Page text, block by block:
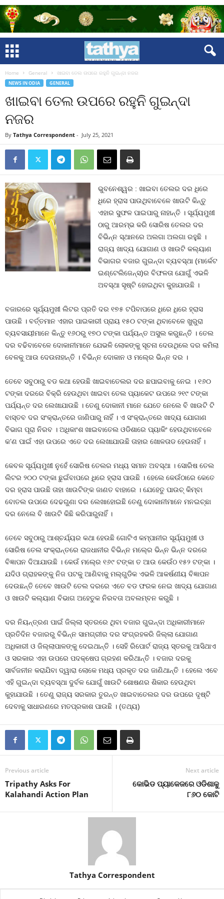
Home General ଖାଇବା ତେଲ ଉପରେ ରହୁନି ଗୁଇନ୍ଦା ନଜର
NEWS IN ODIA GENERAL
ଖାଇବା ତେଲ ଉପରେ ରହୁନି ଗୁଇନ୍ଦା
ନଜର
By Tathya Correspondent - July 25, 2021
ଭୁବନେଶ୍ୱର : ଖାଇବା ତେଲର ଦର ଧିରେ
ଧିରେ ହ୍ରାସ ପାଉଥିବାବେଳେ ଖାଉଟି କିନ୍ତୁ
ଏହାର ସୁଫଳ ପାଇପାରୁ ନାହାନ୍ତି । ସୂର୍ଯ୍ୟମୁଖୀ
ଠାରୁ ଆରମ୍ଭ କରି ସୋରିଷ ତେଲର ଦର
ବିଭିନ୍ନ ସ୍ଥାନରେ ଅଲଗା ଅଲଗା ରହୁଛି ।
ରାଜ୍ୟ ଖାଦ୍ୟ ଯୋଗାଣ ଓ ଖାଉଟି କଲ୍ୟାଣ
ବିଭାଗର ବଜାର ଗୁଇନ୍ଦା ବ୍ୟବସ୍ଥା (ମାର୍କେଟ
ଇଣ୍ଟେଲିଜେନ୍ସ)ର ବିଫଳତା ଯୋଗୁଁ ଏଭଳି
ଅବସ୍ଥା ସୃଷ୍ଟି ହୋଇଥିବା କୁହାଯାଉଛି ।
ବଜାରରେ ସୂର୍ଯ୍ୟମୁଖୀ ଲିଟର ପ୍ରତି ଦର ୧୭୫ ଟପିବାପରେ ଧିରେ ଧିରେ ହ୍ରାସ
ପାଉଛି । ବର୍ତ୍ତମାନ ଏହାର ପାଇକାରୀ ପ୍ରାୟ ୧୫୦ ଟଙ୍କା ଥିବାବେଳେ ଖୁରୁରା
ବ୍ୟବସାୟୀମାନେ କିନ୍ତୁ ୧୬୦ରୁ ୧୭୦ ଟଙ୍କା ପର୍ଯ୍ୟନ୍ତ ଅସୁଲ କରୁଛନ୍ତି । ତେଲ
ଦର ବଢିବାବେଳେ ଦୋକାନୀମାନେ ଯେଭଳି ଲୋକଙ୍କୁ ସୂଚନା ଦେଉଥିଲେ ଦର କମିଲା
ବେଳକୁ ଆଉ ଦେଉନାହାନ୍ତି । ବିଭିନ୍ନ ଦୋକାନ ଓ ମଲ୍‍ରେ ଭିନ୍ନ ଦର ।
ତେବେ ସବୁଠାରୁ ବଡ କଥା ହେଉଛି ଖାଇବାତେଲର ଦର ଛପାଇବାକୁ ନେଇ । ୧୬୦
ଟଙ୍କା ଦରରେ ବିକ୍ରି ହେଉଥିବା ଖାଇବା ତେଲ ପ୍ୟାକେଟ ଉପରେ ୨୧୯ ଟଙ୍କା
ପର୍ଯ୍ୟନ୍ତ ଦର ଲେଖାଯାଉଛି । ତେଣୁ ଦୋକାନୀ ମାନେ ଯେତେ ନେଲେ ବି ଖାଉଟି ଟି
ବାସ୍ତବ ଦର ସଂକ୍ରାନ୍ତରେ ଜାଣିପାରୁ ନାହିଁ । ଏ ସଂକ୍ରାନ୍ତରେ ଖାଦ୍ୟ ଯୋଗାଣ
ବିଭାଗ ପୂରା ନିରବ । ଅଧିକାଂଶ ଖାଇବାତେଲ ଓଡିଶାରେ ପ୍ୟାକିଂ ହେଉଥିବାବେଳେ
କ’ଣ ପାଇଁ ଏହା ଉପରେ ଏତେ ଦର ଲେଖାଯାଉଛି ତାହାର ଖୋଳତାଡ ହେଉନାହିଁ ।
କେବଳ ସୂର୍ଯ୍ୟମୁଖୀ ନୁହେଁ ସୋରିଷ ତେଲର ମଧ୍ୟ ସମାନ ଅବସ୍ଥା । ସୋରିଷ ତେଲ
ଲିଟର ୨୦୦ ଟଙ୍କା ଛୁଇଁବାପରେ ଧିରେ ହ୍ରାସ ପାଉଛି । ହେଲେ କେଉଁଠାରେ କେତେ
ଦର ହ୍ରାସ ପାଉଛି ତାହା ଖାଉଟିଙ୍କ ଜାଣତ ବାହାରେ । ଯେହେତୁ ପାଉଚ୍‍ କିମ୍ବା
ବୋତଲ ଉପରେ ଦେଢଗୁଣା ଦର ଲେଖାହୋଇଛି ତେଣୁ ଦୋକାନୀମାନେ ମନଇଚ୍ଛା
ଦର ନେଲେ ବି ଖାଉଟି କିଛି କରିପାରୁନାହିଁ ।
ତେବେ ସବୁଠାରୁ ଆଶ୍ଚର୍ଯ୍ୟର କଥା ହେଉଛି ଗୋଟିଏ କମ୍ପାନୀର ସୂର୍ଯ୍ୟମୁଖୀ ଓ
ସୋରିଷ ତେଲ ସଂକ୍ରାନ୍ତରେ ରାଜଧାନୀର ବିଭିନ୍ନ ମଲ୍‍ରେ ଭିନ୍ନ ଭିନ୍ନ ଦରରେ
ବିଜ୍ଞାପନ ଦିଆଯାଉଛି । କେଉଁ ମଲ୍‍ରେ ୧୬୯ ଟଙ୍କା ତ ଆଉ କେଉଁଠ ୧୫୨ ଟଙ୍କା ।
ଯଦିଓ ଗ୍ରାହକଙ୍କୁ ନିଜ ପଟକୁ ଆଣିବାକୁ ମଲ୍‍ଗୁଡିକ ଏଭଳି ଆକର୍ଷଣୀୟ ବିଜ୍ଞାପନ
ଦେଉଛନ୍ତି ତେବେ ଖାଉଟି ତେଲ ଦରରେ ଏତେ ବଡ ଫରକ ନେଇ ଖାଦ୍ୟ ଯୋଗାଣ
ଓ ଖାଉଟି କଲ୍ୟାଣ ବିଭାଗ ଅହେତୁକ ନିରବତା ଅବଲମ୍ବନ କରୁଛି ।
ଦର ନିୟନ୍ତ୍ରଣ ପାଇଁ ଜିଲ୍ଲା ସ୍ତରରେ ଥିବା ବଜାର ଗୁଇନ୍ଦା ଅଧିକାରୀମାନେ
ପ୍ରତିଦିନ ବଜାରରୁ ବିଭିନ୍ନ ସାମଗ୍ରୀର ଦର ସଂଗ୍ରହକରି ଜିଲ୍ଲା ଯୋଗାଣ
ଅଧିକାରୀ ଓ ଜିଲ୍ଲାପାଳଙ୍କୁ ଦେଇଥାନ୍ତି । ସେହି ରିପୋର୍ଟ ରାଜ୍ୟ ସ୍ତରକୁ ଆସିଥାଏ
ଓ ସରକାର ଏହା ଉପରେ ପଦକ୍ଷେପ ଗ୍ରହଣ କରିଥାନ୍ତି । ବଜାର ଦରକୁ
ସାର୍ବଜନୀନ କରାଯିବା ଦ୍ୱାରା ଲୋକେ ମଧ୍ୟ ପ୍ରକୃତ ଦର ଜାଣିଥାନ୍ତି । ହେଲେ ଏବେ
ଏହି ଗୁଇନ୍ଦା ବ୍ୟବସ୍ଥା ଦୁର୍ବଳ ଯୋଗୁଁ ଖାଉଟି ଶୋଷଣର ଶିକାର ହେଉଥିବା
କୁହାଯାଉଛି । ତେଣୁ ରାଜ୍ୟ ସରକାର ତୁରନ୍ତ ଖାଇବାତେଲର ଦର ଉପରେ ଦୃଷ୍ଟି
ଦେବାକୁ ସାଧାରଣରେ ମତପ୍ରକାଶ ପାଉଛି । (ତଥ୍ୟ)
Previous article
Tripathy Asks For
Kalahandi Action Plan
Next article
କୋଭିଡ ପ୍ୟାକେଜରେ ଓଡିଶାକୁ
୮୬୦ କୋଟି
Tathya Correspondent